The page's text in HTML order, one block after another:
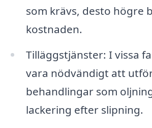
som krävs, desto högre
kostnaden.
Tilläggstjänster: I vissa
vara nödvändigt att
behandlingar som
lackering efter slipning.